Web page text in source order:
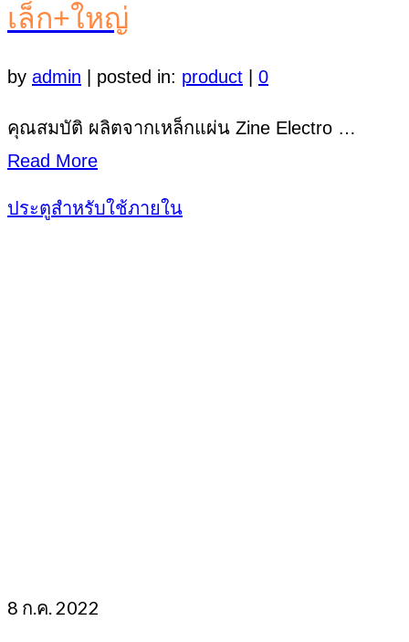
เล็ก+ใหญ่
by admin posted in: product 0
คุณสมบัติ ผลิตจากเหล็กแผ่น Zine Electro …
Read More
ประตูสำหรับใช้ภายใน
8 ก.ค. 2022